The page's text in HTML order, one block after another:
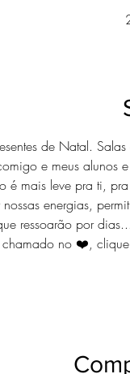
de Natal.
e meus alunos
é mais leve pra ti,
energias,
ressoarão por dias...
chamado no ❤️,